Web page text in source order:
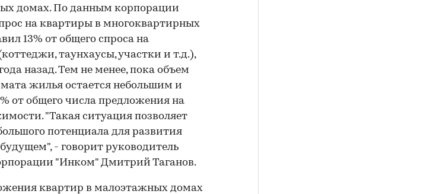
домах. По данным корпорации
на квартиры в многоквартирных
13% от общего спроса на
таунхаусы, участки и т.д.),
назад. Тем не менее, пока объем
жилья остается небольшим и
от общего числа предложения на
"Такая ситуация позволяет
потенциала для развития
- говорит руководитель
"Инком" Дмитрий Таганов.
квартир в малоэтажных домах